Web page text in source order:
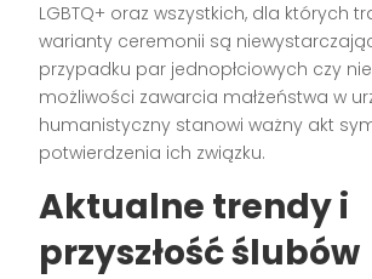
LGBTQ+ oraz wszystkich, dla których
warianty ceremonii są
przypadku par jednopłciowych czy
możliwości zawarcia małżeństwa w
humanistyczny stanowi ważny akt
potwierdzenia ich związku.
Aktualne trendy i
przyszłość ślubów